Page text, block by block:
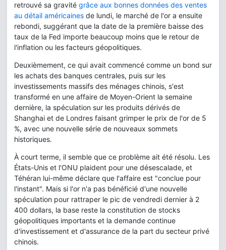
retrouvé sa gravité grâce aux bonnes données des ventes
au détail américaines de lundi, le marché de l'or a ensuite
rebondi, suggérant que la date de la première baisse des
taux de la Fed importe beaucoup moins que le retour de
l'inflation ou les facteurs géopolitiques.
Deuxièmement, ce qui avait commencé comme un bond sur
les achats des banques centrales, puis sur les
investissements massifs des ménages chinois, s'est
transformé en une affaire de Moyen-Orient la semaine
dernière, la spéculation sur les produits dérivés de
Shanghai et de Londres faisant grimper le prix de l'or de 5
%, avec une nouvelle série de nouveaux sommets
historiques.
À court terme, il semble que ce problème ait été résolu. Les
États-Unis et l'ONU plaident pour une désescalade, et
Téhéran lui-même déclare que l'affaire est "conclue pour
l'instant". Mais si l'or n'a pas bénéficié d'une nouvelle
spéculation pour rattraper le pic de vendredi dernier à 2
400 dollars, la base reste la constitution de stocks
géopolitiques importants et la demande continue
d'investissement et d'assurance de la part du secteur privé
chinois.